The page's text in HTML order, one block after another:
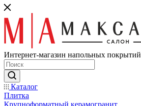
Интернет-магазин напольных покрытий
Каталог
Плитка
Крупноформатный керамогранит